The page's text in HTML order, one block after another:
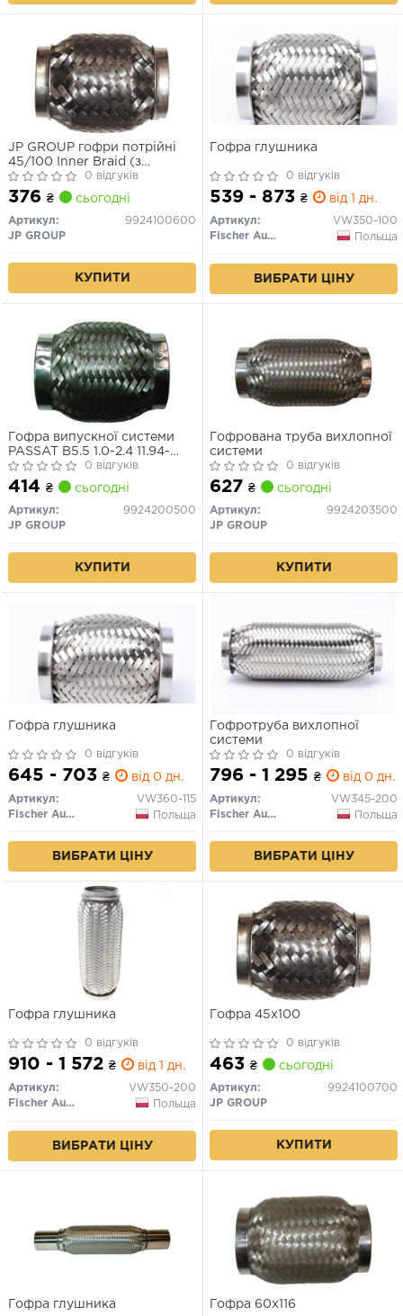
JP GROUP гофри потрійні
45/100 Inner Braid (з
внутрішній.обплетенням)
0 відгуків
376 ₴ сьогодні
Артикул:
9924100600
JP GROUP
КУПИТИ
Гофра глушника
0 відгуків
539 - 873 ₴ від 1 дн.
Артикул:
VW350-100
Fischer Automotive One (FA1)
Польща
ВИБРАТИ ЦІНУ
Гофра випускної системи
PASSAT B5.5 1.0-2.4 11.94-
02.08
0 відгуків
414 ₴ сьогодні
Артикул:
9924200500
JP GROUP
КУПИТИ
Гофрована труба вихлопної
системи
0 відгуків
627 ₴ сьогодні
Артикул:
9924203500
JP GROUP
КУПИТИ
Гофра глушника
0 відгуків
645 - 703 ₴ від 0 дн.
Артикул:
VW360-115
Fischer Automotive One (FA1)
Польща
ВИБРАТИ ЦІНУ
Гофротруба вихлопної
системи
0 відгуків
796 - 1 295 ₴ від 0 дн.
Артикул:
VW345-200
Fischer Automotive One (FA1)
Польща
ВИБРАТИ ЦІНУ
Гофра глушника
0 відгуків
910 - 1 572 ₴ від 1 дн.
Артикул:
VW350-200
Fischer Automotive One (FA1)
Польща
ВИБРАТИ ЦІНУ
Гофра 45х100
0 відгуків
463 ₴ сьогодні
Артикул:
9924100700
JP GROUP
КУПИТИ
Гофра глушника Гофра 60x116